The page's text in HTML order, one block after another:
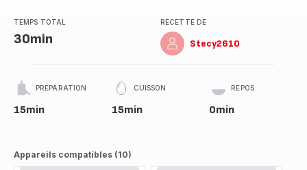
TEMPS TOTAL
30min
RECETTE DE
Stecy2610
PRÉPARATION
15min
CUISSON
15min
REPOS
0min
Appareils compatibles (10)